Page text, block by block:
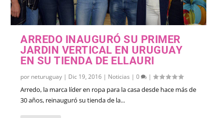
ARREDO INAUGURÓ SU PRIMER
JARDIN VERTICAL EN URUGUAY
EN SU TIENDA DE ELLAURI
por neturuguay | Dic 19, 2016 | Noticias |0 |
Arredo, la marca líder en ropa para la casa desde hace más de
30 años, reinauguró su tienda de la...